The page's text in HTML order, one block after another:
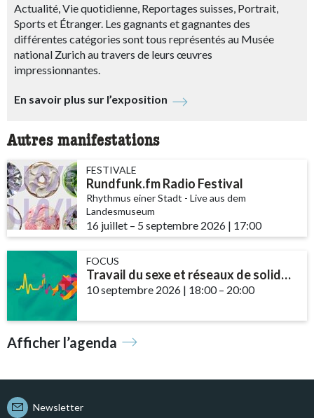
Actualité, Vie quotidienne, Reportages suisses, Portrait,
Sports et Étranger. Les gagnants et gagnantes des
différentes catégories sont tous représentés au Musée
national Zurich au travers de leurs œuvres
impressionnantes.
En savoir plus sur l’exposition
Autres manifestations
FESTIVALE
Rundfunk.fm Radio Festival
Rhythmus einer Stadt - Live aus dem
Landesmuseum
16 juillet accessibility.time_to
– 5 septembre 2026 | 17:00
FOCUS
Travail du sexe et réseaux de solidarité – le rôle des communautés et des ...
10 septembre 2026 | 18:00– 20:00
Afficher l’agenda
Newsletter